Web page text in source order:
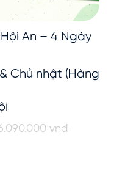
An – 4 Ngày
Chủ nhật (Hàng
vnđ